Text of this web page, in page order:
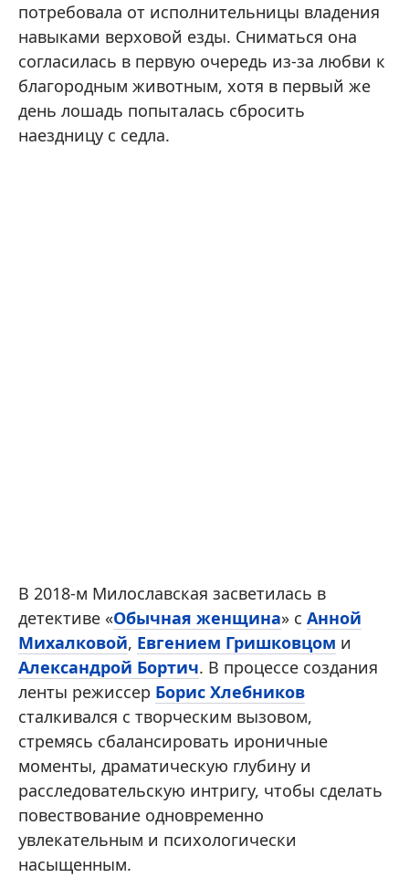
потребовала от исполнительницы владения
навыками верховой езды. Сниматься она
согласилась в первую очередь из-за любви к
благородным животным, хотя в первый же
день лошадь попыталась сбросить
наездницу с седла.
В 2018-м Милославская засветилась в
детективе «Обычная женщина» с Анной
Михалковой, Евгением Гришковцом и
Александрой Бортич. В процессе создания
ленты режиссер Борис Хлебников
сталкивался с творческим вызовом,
стремясь сбалансировать ироничные
моменты, драматическую глубину и
расследовательскую интригу, чтобы сделать
повествование одновременно
увлекательным и психологически
насыщенным.